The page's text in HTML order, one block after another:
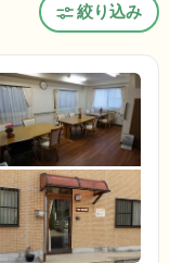
絞り込み